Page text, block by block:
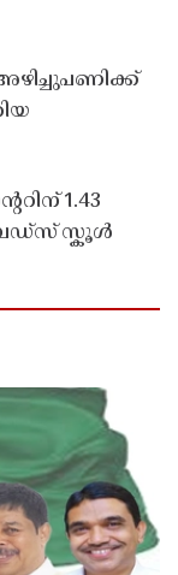
1.43
ബഡ്സ് സ്കൂൾ